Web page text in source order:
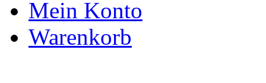
Mein Konto
Warenkorb